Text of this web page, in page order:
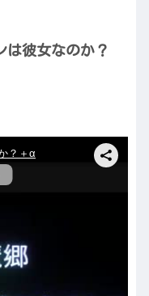
は彼女なのか？